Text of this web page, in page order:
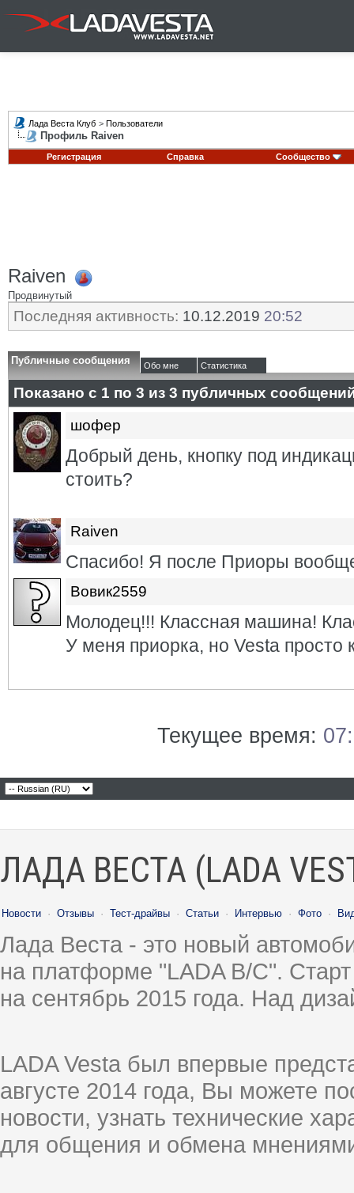
Лада Веста Клуб > Пользователи
Профиль Raiven
Регистрация Справка Сообщество
Raiven
Продвинутый
Последняя активность: 10.12.2019 20:52
Публичные сообщения Обо мне Статистика
Показано с 1 по 3 из 3 публичных
шофер
Добрый день, кнопку под
стоить?
Raiven
Спасибо! Я после Приоры
Вовик2559
Молодец!!! Классная машина!
У меня приорка, но Vesta просто
Текущее время:
ЛАДА ВЕСТА (LADA
Новости · Отзывы · Тест-драйвы · Статьи · Интервью · Фото ·
Лада Веста - это новый
на платформе "LADA B/C".
на сентябрь 2015 года. Над
LADA Vesta был впервые
августе 2014 года, Вы можете
новости, узнать технические
для общения и обмена